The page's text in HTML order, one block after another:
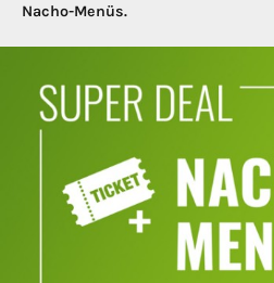
Nacho-Menüs.